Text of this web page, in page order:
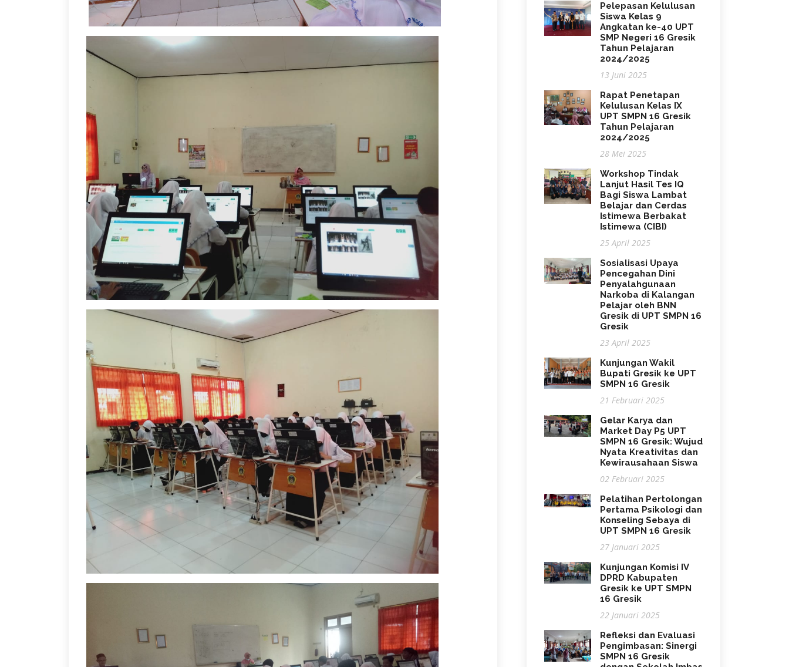
Pelepasan Kelulusan
Siswa Kelas 9
Angkatan ke-40 UPT
SMP Negeri 16 Gresik
Tahun Pelajaran
2024/2025
13 Juni 2025
Rapat Penetapan
Kelulusan Kelas IX
UPT SMPN 16 Gresik
Tahun Pelajaran
2024/2025
28 Mei 2025
Workshop Tindak
Lanjut Hasil Tes IQ
Bagi Siswa Lambat
Belajar dan Cerdas
Istimewa Berbakat
Istimewa (CIBI)
25 April 2025
Sosialisasi Upaya
Pencegahan Dini
Penyalahgunaan
Narkoba di Kalangan
Pelajar oleh BNN
Gresik di UPT SMPN 16
Gresik
23 April 2025
Kunjungan Wakil
Bupati Gresik ke UPT
SMPN 16 Gresik
21 Februari 2025
Gelar Karya dan
Market Day P5 UPT
SMPN 16 Gresik: Wujud
Nyata Kreativitas dan
Kewirausahaan Siswa
02 Februari 2025
Pelatihan Pertolongan
Pertama Psikologi dan
Konseling Sebaya di
UPT SMPN 16 Gresik
27 Januari 2025
Kunjungan Komisi IV
DPRD Kabupaten
Gresik ke UPT SMPN
16 Gresik
22 Januari 2025
Refleksi dan Evaluasi
Pengimbasan: Sinergi
SMPN 16 Gresik